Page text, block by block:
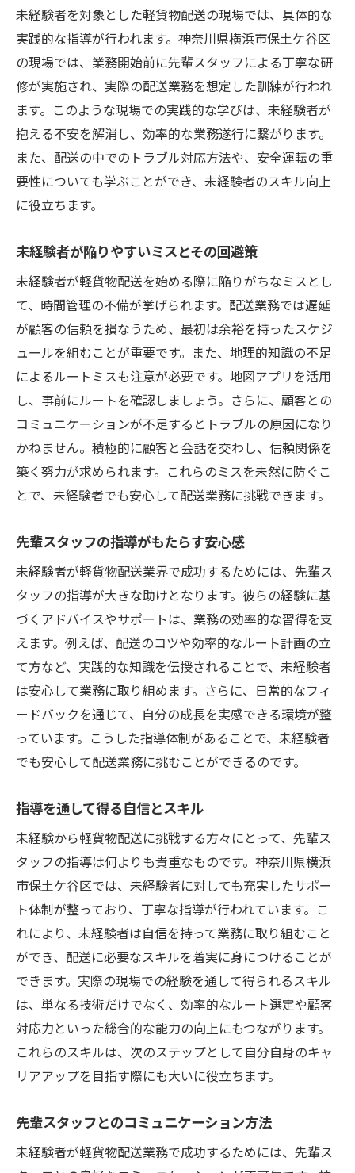
未経験者を対象とした軽貨物配送の現場では、具体的な
実践的な指導が行われます。神奈川県横浜市保土ケ谷区
の現場では、業務開始前に先輩スタッフによる丁寧な研
修が実施され、実際の配送業務を想定した訓練が行われ
ます。このような現場での実践的な学びは、未経験者が
抱える不安を解消し、効率的な業務遂行に繋がります。
また、配送の中でのトラブル対応方法や、安全運転の重
要性についても学ぶことができ、未経験者のスキル向上
に役立ちます。
未経験者が陥りやすいミスとその回避策
未経験者が軽貨物配送を始める際に陥りがちなミスとし
て、時間管理の不備が挙げられます。配送業務では遅延
が顧客の信頼を損なうため、最初は余裕を持ったスケジ
ュールを組むことが重要です。また、地理的知識の不足
によるルートミスも注意が必要です。地図アプリを活用
し、事前にルートを確認しましょう。さらに、顧客との
コミュニケーションが不足するとトラブルの原因になり
かねません。積極的に顧客と会話を交わし、信頼関係を
築く努力が求められます。これらのミスを未然に防ぐこ
とで、未経験者でも安心して配送業務に挑戦できます。
先輩スタッフの指導がもたらす安心感
未経験者が軽貨物配送業界で成功するためには、先輩ス
タッフの指導が大きな助けとなります。彼らの経験に基
づくアドバイスやサポートは、業務の効率的な習得を支
えます。例えば、配送のコツや効率的なルート計画の立
て方など、実践的な知識を伝授されることで、未経験者
は安心して業務に取り組めます。さらに、日常的なフィ
ードバックを通じて、自分の成長を実感できる環境が整
っています。こうした指導体制があることで、未経験者
でも安心して配送業務に挑むことができるのです。
指導を通して得る自信とスキル
未経験から軽貨物配送に挑戦する方々にとって、先輩ス
タッフの指導は何よりも貴重なものです。神奈川県横浜
市保土ケ谷区では、未経験者に対しても充実したサポー
ト体制が整っており、丁寧な指導が行われています。こ
れにより、未経験者は自信を持って業務に取り組むこと
ができ、配送に必要なスキルを着実に身につけることが
できます。実際の現場での経験を通して得られるスキル
は、単なる技術だけでなく、効率的なルート選定や顧客
対応力といった総合的な能力の向上にもつながります。
これらのスキルは、次のステップとして自分自身のキャ
リアアップを目指す際にも大いに役立ちます。
先輩スタッフとのコミュニケーション方法
未経験者が軽貨物配送業務で成功するためには、先輩ス